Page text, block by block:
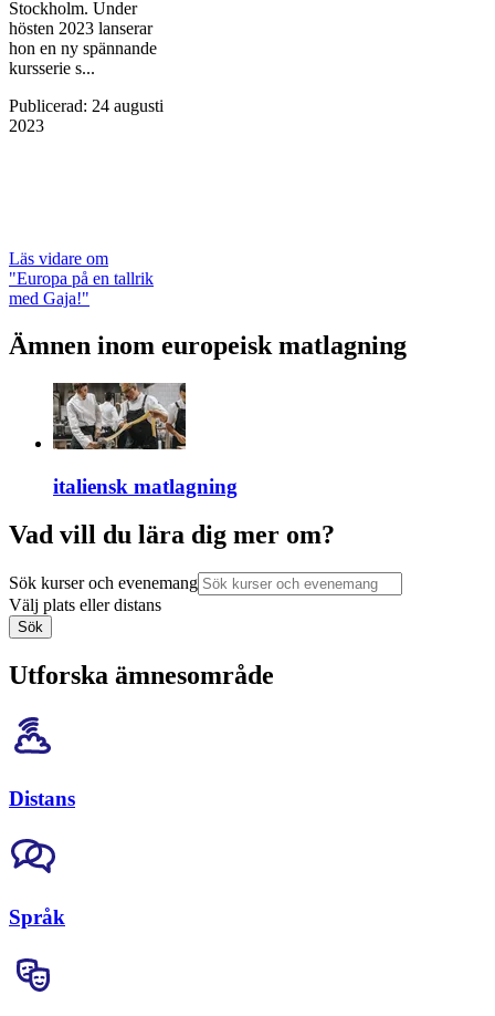
Stockholm. Under
hösten 2023 lanserar
hon en ny spännande
kursserie s...
Publicerad: 24 augusti
2023
Läs vidare om
"Europa på en tallrik
med Gaja!"
Ämnen inom europeisk matlagning
italiensk matlagning
Vad vill du lära dig mer om?
Sök kurser och evenemang
Välj plats eller distans
Sök
Utforska ämnesområde
Distans
Språk